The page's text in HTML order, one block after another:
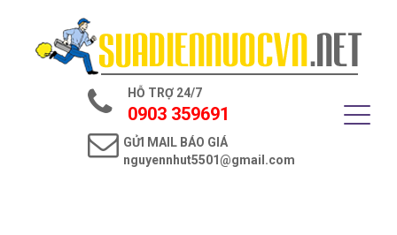
Trang chủ
Dịch vụ điện nước
HỖ TRỢ 24/7
0903 359691
GỬI MAIL BÁO GIÁ
nguyennhut5501@gmail.com